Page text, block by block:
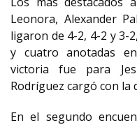
Leonora, Alexander
ligaron de 4-2, 4-2 y 3-
y cuatro anotadas
victoria fue para
Rodríguez cargó con la
En el segundo